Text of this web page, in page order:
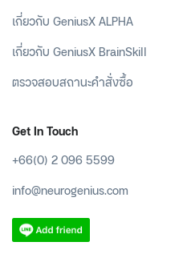
เกี่ยวกับ GeniusX ALPHA
เกี่ยวกับ GeniusX BrainSkill
ตรวจสอบสถานะคำสั่งซื้อ
Get In Touch
+66(0) 2 096 5599
info@neurogenius.com